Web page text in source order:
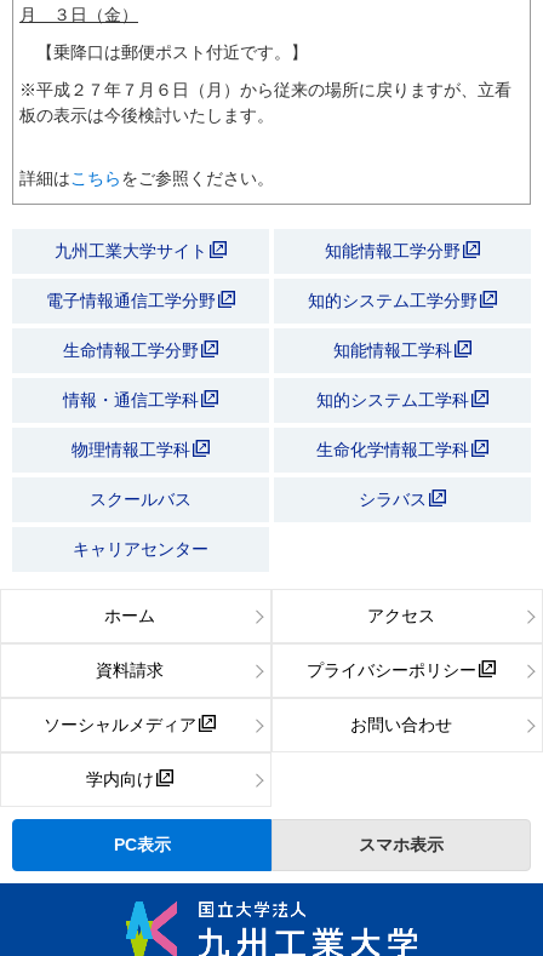
月 ３日（金）
【乗降口は郵便ポスト付近です。】
※平成２７年７月６日（月）から従来の場所に戻りますが、立看
板の表示は今後検討いたします。
詳細はこちらをご参照ください。
九州工業大学サイト 知能情報工学分野
電子情報通信工学分野 知的システム工学分野
生命情報工学分野 知能情報工学科
情報・通信工学科 知的システム工学科
物理情報工学科 生命化学情報工学科
スクールバス シラバス
キャリアセンター
ホーム アクセス
資料請求 プライバシーポリシー
ソーシャルメディア お問い合わせ
学内向け
PC表示 スマホ表示